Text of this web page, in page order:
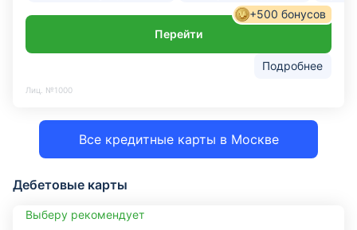
Все кредитные карты в Москве
Подробнее
+500 бонусов
Перейти
Лиц. №1000
Дебетовые карты
Выберу рекомендует